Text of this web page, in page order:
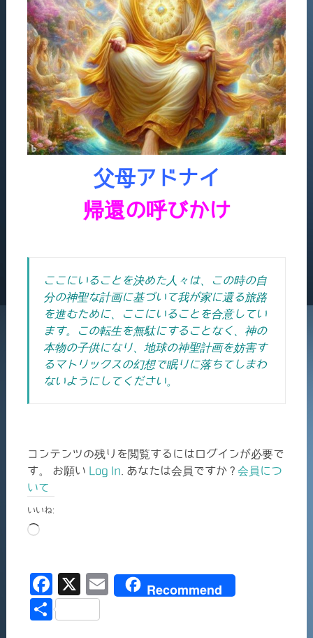
父母アドナイ
帰還の呼びかけ
ここにいることを決めた人々は、この時の自
分の神聖な計画に基づいて我が家に還る旅路
を進むために、ここにいることを合意してい
ます。
この転生を無駄にすることなく、神の
本物の子供になり、地球の神聖計画を妨害す
るマトリックスの幻想で眠りに落ちてしまわ
ないようにしてください。
コンテンツの残りを閲覧するにはログインが必要で
す。 お願い Log In . あなたは会員ですか ? 会員につ
いて
いいね:
読
み
中…
F
a
X
E
Recommend
共